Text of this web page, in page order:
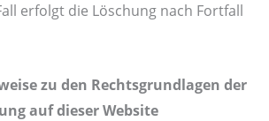
erfolgt die Löschung nach Fortfall
zu den Rechtsgrundlagen der
auf dieser Website